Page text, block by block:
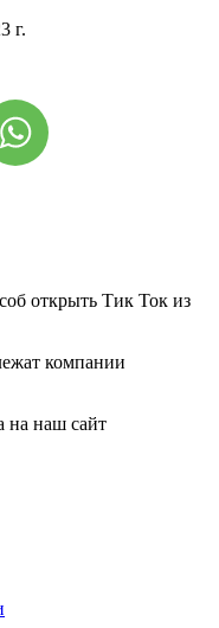
г.
открыть Тик Ток из
компании
на наш сайт